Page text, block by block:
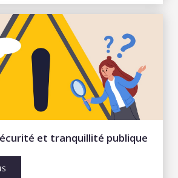
et tranquillité publique